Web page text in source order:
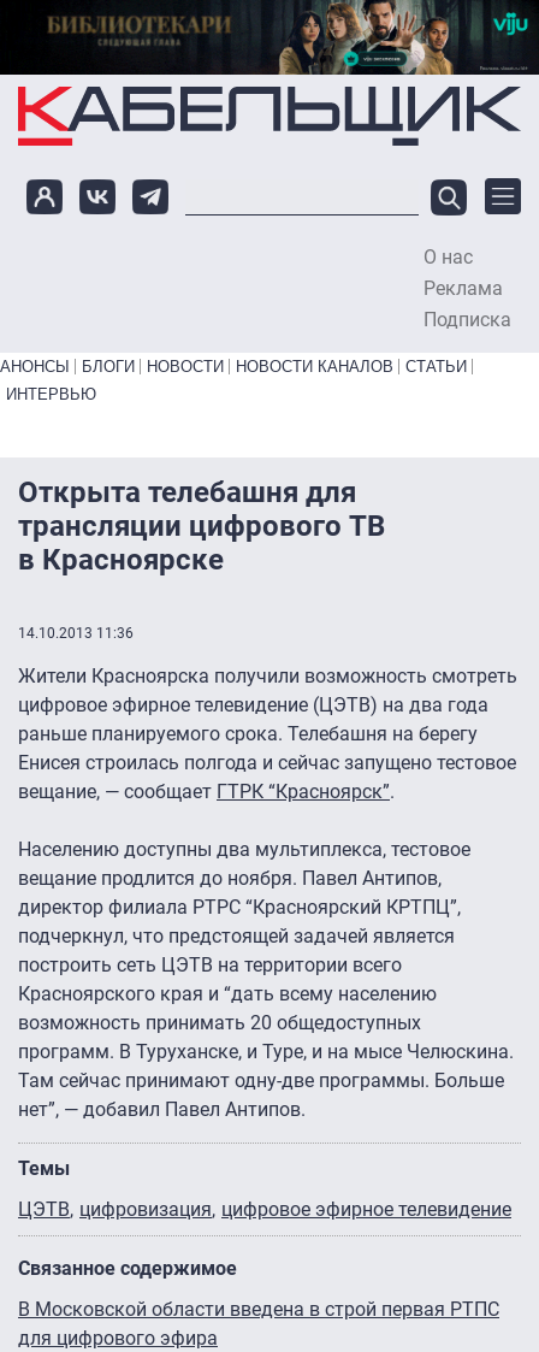
Перейти к основному содержанию
О нас
Реклама
Подписка
Primary links bottom
АНОНСЫ БЛОГИ НОВОСТИ НОВОСТИ КАНАЛОВ
СТАТЬИ
ИНТЕРВЬЮ
Открыта телебашня для
трансляции цифрового ТВ
в Красноярске
14.10.2013 11:36
Жители Красноярска получили возможность смотреть
цифровое эфирное телевидение (ЦЭТВ) на два года
раньше планируемого срока. Телебашня на берегу
Енисея строилась полгода и сейчас запущено тестовое
вещание, — сообщает ГТРК “Красноярск”.
Населению доступны два мультиплекса, тестовое
вещание продлится до ноября. Павел Антипов,
директор филиала РТРС “Красноярский КРТПЦ”,
подчеркнул, что предстоящей задачей является
построить сеть ЦЭТВ на территории всего
Красноярского края и “дать всему населению
возможность принимать 20 общедоступных
программ. В Туруханске, и Туре, и на мысе Челюскина.
Там сейчас принимают одну-две программы. Больше
нет”, — добавил Павел Антипов.
Темы
ЦЭТВ цифровизация цифровое эфирное телевидение
Связанное содержимое
В Московской области введена в строй первая РТПС
для цифрового эфира